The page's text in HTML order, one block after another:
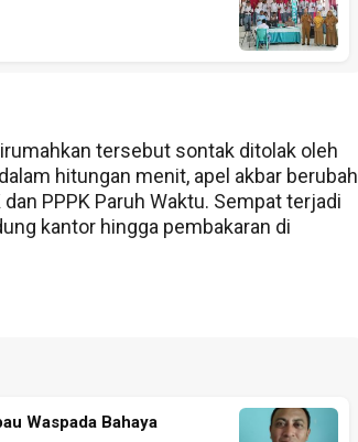
tersebut sontak ditolak oleh
hitungan menit, apel akbar berubah
PPPK Paruh Waktu. Sempat terjadi
kantor hingga pembakaran di
Waspada Bahaya